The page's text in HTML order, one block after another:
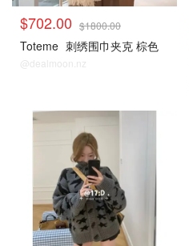
$702.00 $1800.00
Toteme 刺绣围巾夹克 棕色
@dealmoon.nz